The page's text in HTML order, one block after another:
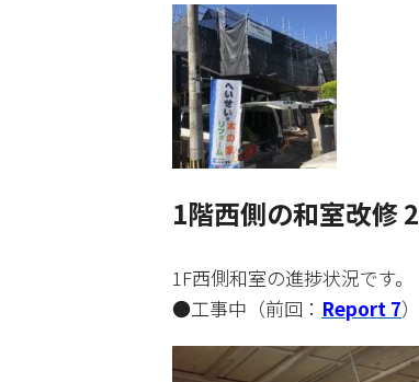
1階西側の和室改修 2
1F西側和室の進捗状況です。
●工事中（前回： Report 7）